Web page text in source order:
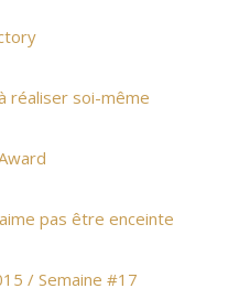
réaliser soi-même
pas être enceinte
/ Semaine #17